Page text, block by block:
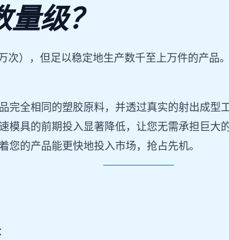
级？
次），但足以稳定地生产数千至上万件的产品
完全相同的塑胶原料，并透过真实的射出成型
具的前期投入显著降低，让您无需承担巨大
的产品能更快地投入市场，抢占先机。